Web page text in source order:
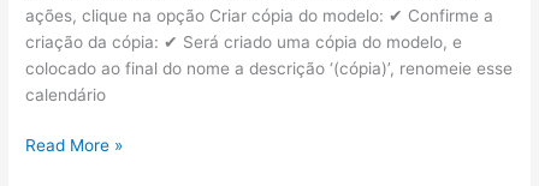
ações, clique na opção Criar cópia do modelo: ✔ Confirme a
criação da cópia: ✔ Será criado uma cópia do modelo, e
colocado ao final do nome a descrição ‘(cópia)’, renomeie esse
calendário
Calendários
Read More »